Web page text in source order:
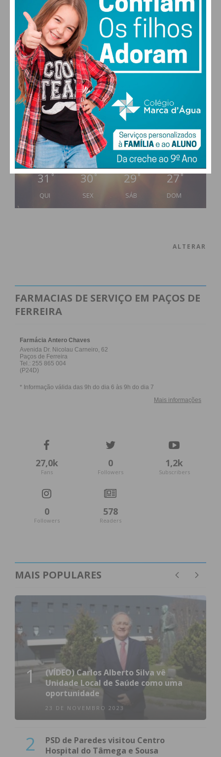
do IMEDIATO.
Subscreva a newsletter do
Imediato
Assine nossa newsletter por e-mail e
obtenha de forma regular a informação
atualizada.
condições
PAÇOS DE FERREIRA
31°
clear sky
vento: 5m/s O
MAX 31 • MIN 30
31°
QUI
30°
SEX
29°
SÁB
27°
DOM
ALTERAR
FARMACIAS DE SERVIÇO EM PAÇOS DE
FERREIRA
27,0k
Fans
0
Followers
1,2k
Subscribers
0
Followers
578
Readers
MAIS POPULARES
1
(VÍDEO) Carlos Alberto Silva vê
Unidade Local de Saúde como uma
oportunidade
23 DE NOVEMBRO 2023
2
PSD de Paredes visitou Centro
Hospital do Tâmega e Sousa